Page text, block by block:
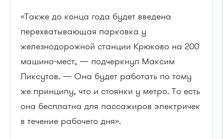
«Также до конца года будет введена
перехватывающая парковка у
железнодорожной станции Крюково на 200
машино-мест, — подчеркнул Максим
Ликсутов. — Она будет работать по тому
же принципу, что и стоянки у метро. То есть
она бесплатна для пассажиров электричек
в течение рабочего дня».